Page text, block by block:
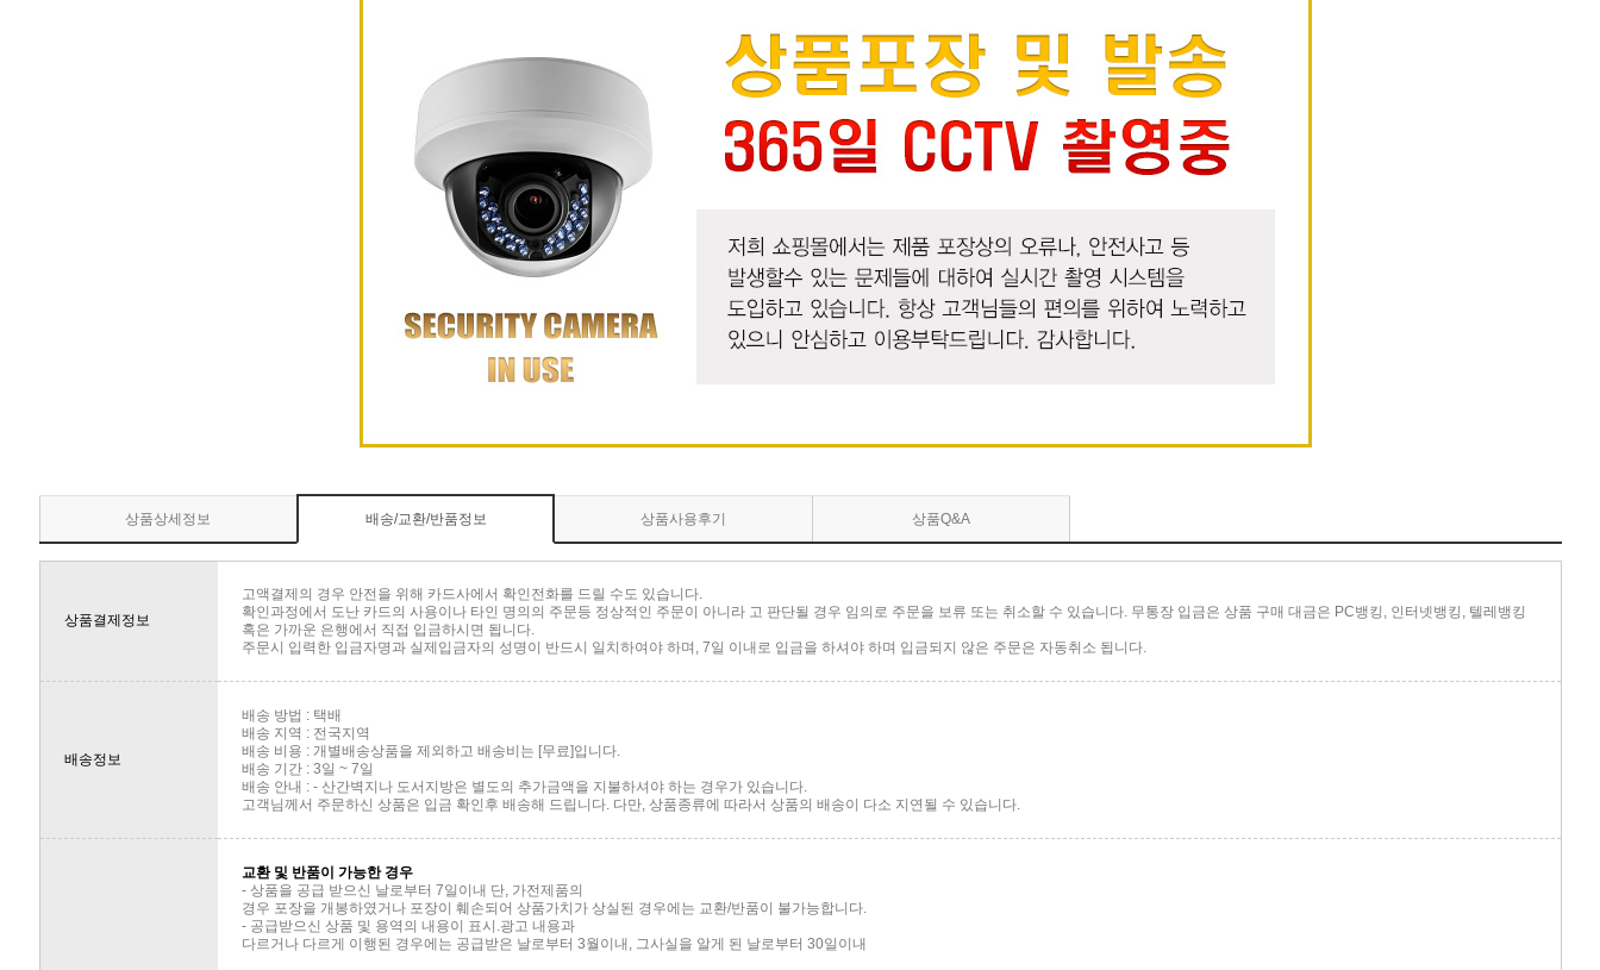
상품상세정보 배송/교환/반품정보 상품사용후기 상품Q&A
상품결제정보
고액결제의 경우 안전을 위해 카드사에서 확인전화를 드릴 수도 있습니다.
확인과정에서 도난 카드의 사용이나 타인 명의의 주문등 정상적인 주문이 아니라 고 판단될 경우 임의로 주문을 보류 또는 취소할 수 있습니다. 무통장 입금은 상품 구매 대금은 PC뱅킹, 인터넷뱅킹, 텔레뱅킹
혹은 가까운 은행에서 직접 입금하시면 됩니다.
주문시 입력한 입금자명과 실제입금자의 성명이 반드시 일치하여야 하며, 7일 이내로 입금을 하셔야 하며 입금되지 않은 주문은 자동취소 됩니다.
배송정보
배송 방법 : 택배
배송 지역 : 전국지역
배송 비용 : 개별배송상품을 제외하고 배송비는 [무료]입니다.
배송 기간 : 3일 ~ 7일
배송 안내 : - 산간벽지나 도서지방은 별도의 추가금액을 지불하셔야 하는 경우가 있습니다.
고객님께서 주문하신 상품은 입금 확인후 배송해 드립니다. 다만, 상품종류에 따라서 상품의 배송이 다소 지연될 수 있습니다.
교환 및 반품이 가능한 경우
- 상품을 공급 받으신 날로부터 7일이내 단, 가전제품의
경우 포장을 개봉하였거나 포장이 훼손되어 상품가치가 상실된 경우에는 교환/반품이 불가능합니다.
- 공급받으신 상품 및 용역의 내용이 표시.광고 내용과
다르거나 다르게 이행된 경우에는 공급받은 날로부터 3월이내, 그사실을 알게 된 날로부터 30일이내